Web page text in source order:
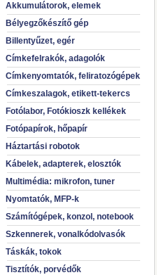
Akkumulátorok, elemek
Bélyegzőkészítő gép
Billentyűzet, egér
Címkefelrakók, adagolók
Címkenyomtatók, feliratozógépek
Címkeszalagok, etikett-tekercs
Fotólabor, Fotókioszk kellékek
Fotópapírok, hőpapír
Háztartási robotok
Kábelek, adapterek, elosztók
Multimédia: mikrofon, tuner
Nyomtatók, MFP-k
Számítógépek, konzol, notebook
Szkennerek, vonalkódolvasók
Táskák, tokok
Tisztítók, porvédők